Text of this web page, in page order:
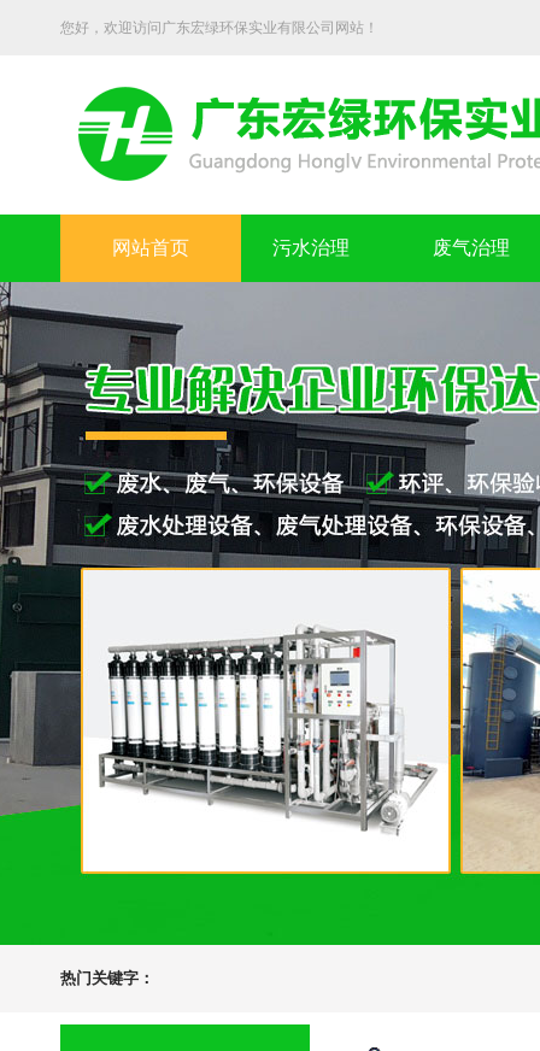
您好，欢迎访问广东宏绿环保实业有限公司网站！
网站首页 污水治理 废气治理
热门关键字：